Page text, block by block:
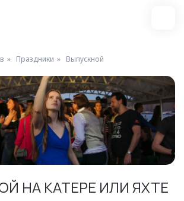
» Праздники » Выпускной
НА КАТЕРЕ ИЛИ ЯХТЕ